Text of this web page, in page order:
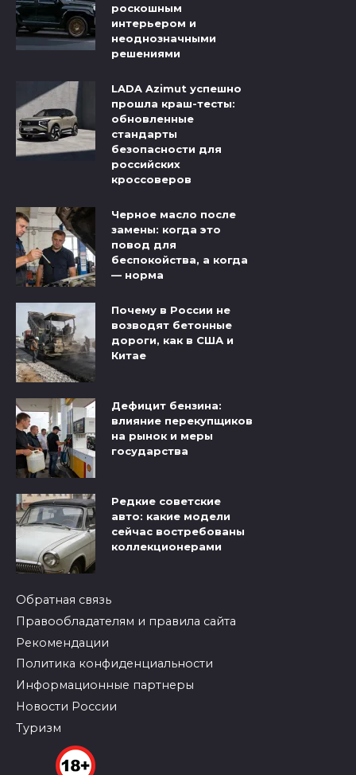
роскошным
интерьером и
неоднозначными
решениями
LADA Azimut успешно
прошла краш-тесты:
обновленные
стандарты
безопасности для
российских
кроссоверов
Черное масло после
замены: когда это
повод для
беспокойства, а когда
— норма
Почему в России не
возводят бетонные
дороги, как в США и
Китае
Дефицит бензина:
влияние перекупщиков
на рынок и меры
государства
Редкие советские
авто: какие модели
сейчас востребованы
коллекционерами
Обратная связь
Правообладателям и правила сайта
Рекомендации
Политика конфиденциальности
Информационные партнеры
Новости России
Туризм